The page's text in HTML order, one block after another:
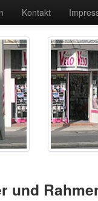
Kontakt
und